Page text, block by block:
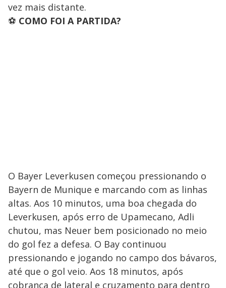
vez mais distante.
⚽ COMO FOI A PARTIDA?
O Bayer Leverkusen começou pressionando o
Bayern de Munique e marcando com as linhas
altas. Aos 10 minutos, uma boa chegada do
Leverkusen, após erro de Upamecano, Adli
chutou, mas Neuer bem posicionado no meio
do gol fez a defesa. O Bay continuou
pressionando e jogando no campo dos bávaros,
até que o gol veio. Aos 18 minutos, após
cobrança de lateral e cruzamento para dentro